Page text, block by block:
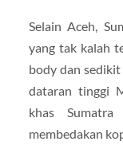
Selain Aceh,
yang tak kalah
body dan
dataran tinggi
khas
membedakan